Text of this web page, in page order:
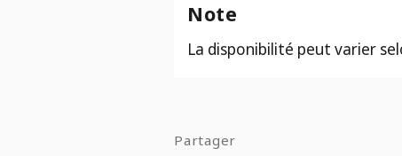
Note
La disponibilité peut varier
Partager